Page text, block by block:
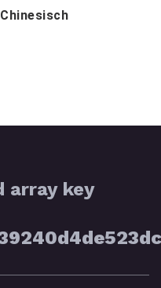
array key